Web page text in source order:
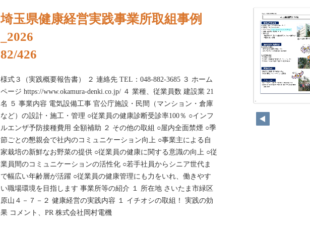
66
埼玉県健康経営実践事業所取組事例
_2026
82/426
様式３（実践概要報告書） ２ 連絡先 TEL：048-882-3685 ３ ホーム
ページ https://www.okamura-denki.co.jp/ ４ 業種、従業員数 建設業 21
名 ５ 事業内容 電気設備工事 官公庁施設・民間（マンション・倉庫
など）の設計・施工・管理 ○従業員の健康診断受診率100％ ○インフ
ルエンザ予防接種費用 全額補助 ２ その他の取組 ○屋内全面禁煙 ○季
節ごとの懇親会で社内のコミュニケーション向上 ○事業主による自
家栽培の新鮮なお野菜の提供 ○従業員の健康に関する意識の向上 ○従
業員間のコミュニケーションの活性化 ○若手社員からシニア世代ま
で幅広い年齢層が活躍 ○従業員の健康管理にも力をいれ、働きやす
い職場環境を目指します 事業所等の紹介 １ 所在地 さいたま市緑区
原山４－７－２ 健康経営の実践内容 １ イチオシの取組！ 実践の効
果 コメント、PR 株式会社岡村電機